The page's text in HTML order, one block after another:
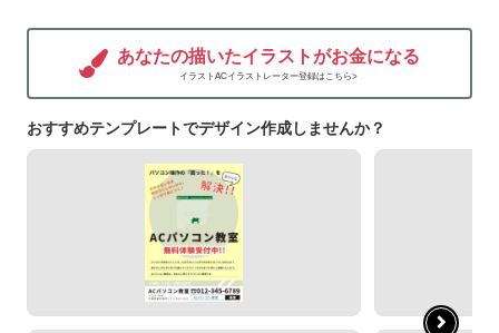
あなたの描いたイラストがお金になる
イラストACイラストレーター登録はこちら>
おすすめテンプレートでデザイン作成しませんか？